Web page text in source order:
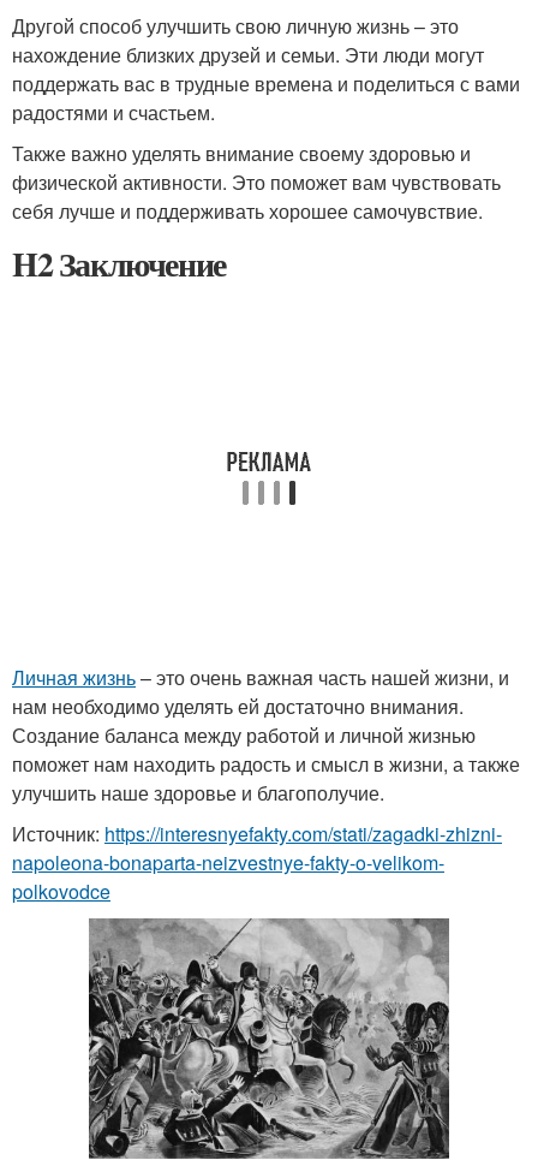
Другой способ улучшить свою личную жизнь – это
нахождение близких друзей и семьи. Эти люди могут
поддержать вас в трудные времена и поделиться с вами
радостями и счастьем.
Также важно уделять внимание своему здоровью и
физической активности. Это поможет вам чувствовать
себя лучше и поддерживать хорошее самочувствие.
H2 Заключение
Личная жизнь– это очень важная часть нашей жизни, и
нам необходимо уделять ей достаточно внимания.
Создание баланса между работой и личной жизнью
поможет нам находить радость и смысл в жизни, а также
улучшить наше здоровье и благополучие.
Источник: https://interesnyefakty.com/stati/zagadki-zhizni-
napoleona-bonaparta-neizvestnye-fakty-o-velikom-
polkovodce